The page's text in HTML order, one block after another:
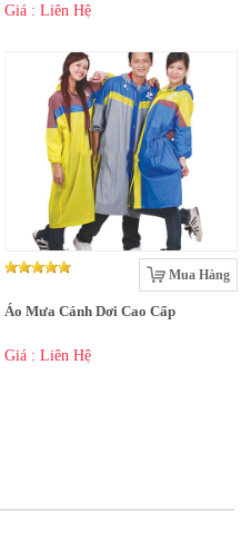
Giá : Liên Hệ
Mua Hàng
Áo Mưa Cánh Dơi Cao Cấp
Giá : Liên Hệ